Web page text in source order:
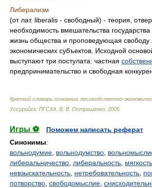
Либерализм
(от лат. liberalis - свободный) - теория,
необходимость вмешательства
жизнь общества и проповедующая свободу
экономических субъектов. Исходной
выступают три постулата: частная
предпринимательство и свободная
Краткий словарь основных лесоводственно-
Уссурийск: ПГСХА В. В. Острошенко 2005
Игры ⚽
Поможем написать реферат
Синонимы:
вольнодумие вольнодумство
либеральничество либеральность мягкость
невзыскательность нетребовательность
потворство свободомыслие